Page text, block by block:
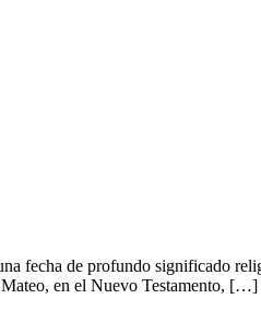
fecha de profundo significado
en el Nuevo Testamento, […]